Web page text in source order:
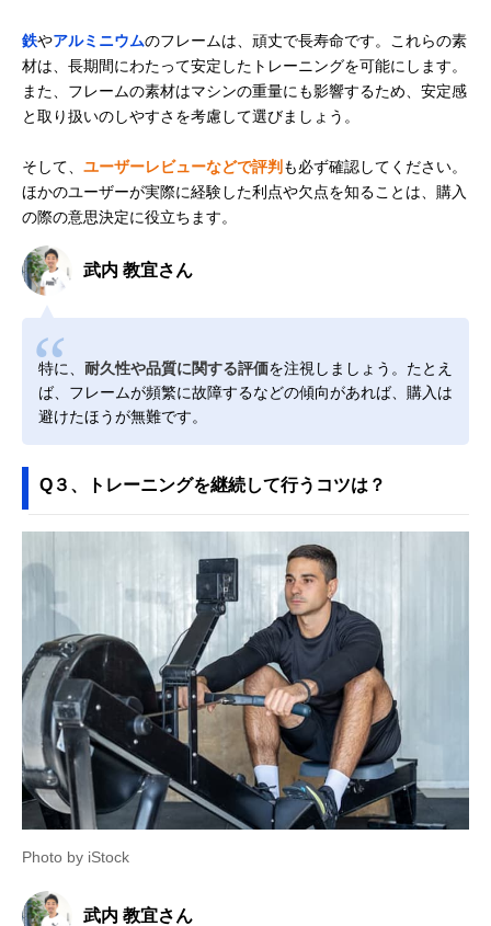
鉄やアルミニウムのフレームは、頑丈で長寿命です。これらの素
材は、長期間にわたって安定したトレーニングを可能にします。
また、フレームの素材はマシンの重量にも影響するため、安定感
と取り扱いのしやすさを考慮して選びましょう。
そして、 ユーザーレビューなどで評判 も必ず確認してください。
ほかのユーザーが実際に経験した利点や欠点を知ることは、購入
の際の意思決定に役立ちます。
武内 教宜さん
特に、 耐久性や品質に関する評価を注視しましょう。たとえ
ば、フレームが頻繁に故障するなどの傾向があれば、購入は
避けたほうが無難です。
Q３、トレーニングを継続して行うコツは？
Photo by iStock
武内 教宜さん